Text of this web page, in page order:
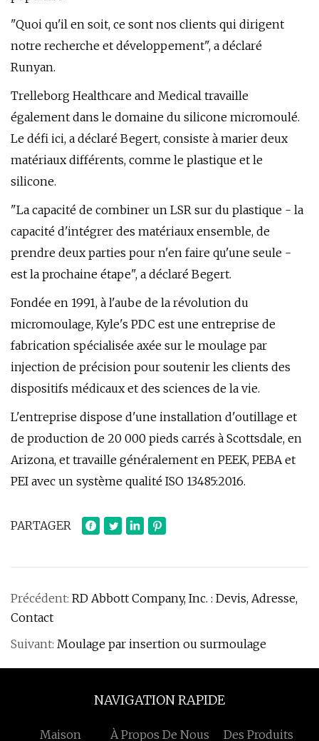
"Quoi qu'il en soit, ce sont nos clients qui dirigent
notre recherche et développement", a déclaré
Runyan.
Trelleborg Healthcare and Medical travaille
également dans le domaine du silicone micromoulé.
Le défi ici, a déclaré Begert, consiste à marier deux
matériaux différents, comme le plastique et le
silicone.
"La capacité de combiner un LSR sur du plastique - la
capacité d'intégrer des matériaux ensemble, de
prendre deux parties pour n'en faire qu'une seule -
est la prochaine étape", a déclaré Begert.
Fondée en 1991, à l'aube de la révolution du
micromoulage, Kyle's PDC est une entreprise de
fabrication spécialisée axée sur le moulage par
injection de précision pour soutenir les clients des
dispositifs médicaux et des sciences de la vie.
L'entreprise dispose d'une installation d'outillage et
de production de 20 000 pieds carrés à Scottsdale, en
Arizona, et travaille généralement en PEEK, PEBA et
PEI avec un système qualité ISO 13485:2016.
PARTAGER
Précédent: RD Abbott Company, Inc. : Devis, Adresse,
Contact
Suivant: Moulage par insertion ou surmoulage
NAVIGATION RAPIDE
Maison À Propos De Nous Des Produits